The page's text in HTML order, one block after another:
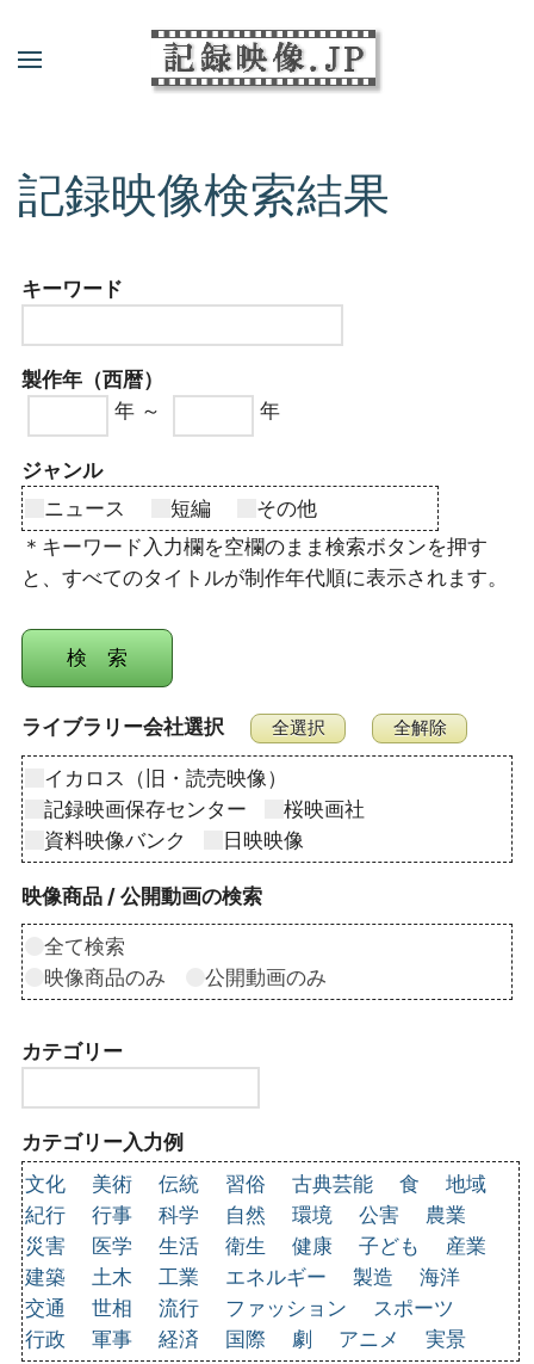
記録映像検索結果
キーワード
製作年（西暦）
年 ～
年
ジャンル
ニュース
短編
その他
＊キーワード入力欄を空欄のまま検索ボタンを押す
と、すべてのタイトルが制作年代順に表示されます。
ライブラリー会社選択
イカロス（旧・読売映像）
記録映画保存センター
桜映画社
資料映像バンク
日映映像
映像商品 / 公開動画の検索
全て検索
映像商品のみ
公開動画のみ
カテゴリー
カテゴリー入力例
文化
美術 伝統 習俗 古典芸能 食
地域
紀行
行事 科学 自然 環境 公害
農業
災害
医学 生活 衛生 健康 子ども
産業
建築
土木 工業 エネルギー 製造
海洋
交通
世相 流行 ファッション
スポーツ
行政
軍事 経済 国際 劇 アニメ 実景